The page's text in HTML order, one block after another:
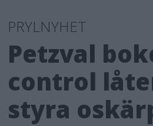
PRYLNYHET
Petzval
control
styra